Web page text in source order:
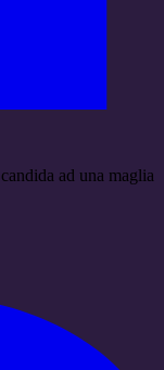
ad una maglia